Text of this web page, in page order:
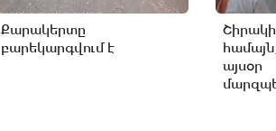
Քարակերտը
բարեկարգվում է
այսօր